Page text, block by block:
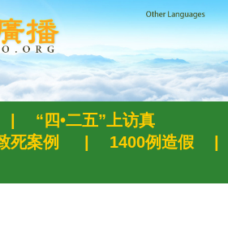
“四•二五”上访真
死案例 1400例造假